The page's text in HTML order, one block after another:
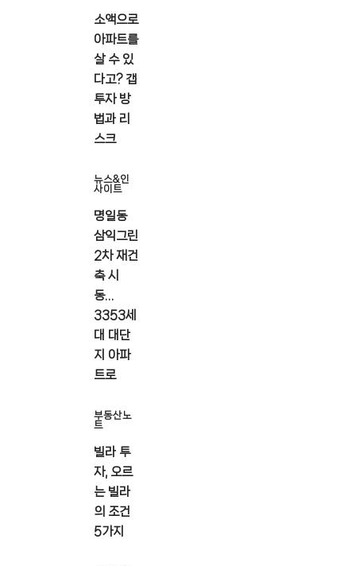
소액으로
아파트를
살 수 있
다고? 갭
투자 방
법과 리
스크
뉴스&인
사이트
명일동
삼익그린
2차 재건
축 시
동…
3353세
대 대단
지 아파
트로
부동산노
트
빌라 투
자, 오르
는 빌라
의 조건
5가지